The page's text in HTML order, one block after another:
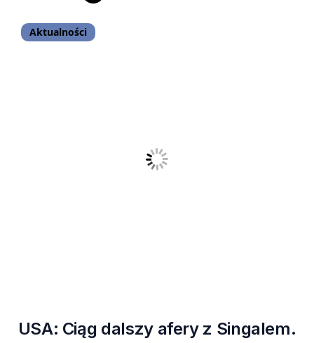
Aktualności
USA: Ciąg dalszy afery z Singalem.